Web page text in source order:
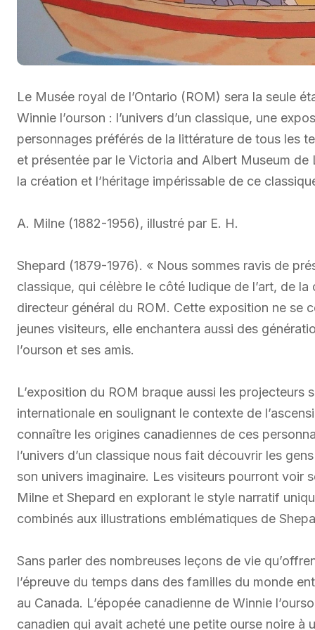
Le Musée royal de l’Ontario (ROM) sera la seule
Winnie l’ourson : l’univers d’un classique, une
personnages préférés de la littérature de tous les
et présentée par le Victoria and Albert Museum
la création et l’héritage impérissable de ce
A. Milne (1882-1956), illustré par E. H.
Shepard (1879-1976). « Nous sommes ravis de
classique, qui célèbre le côté ludique de l’art, de
directeur général du ROM. Cette exposition ne se
jeunes visiteurs, elle enchantera aussi des
l’ourson et ses amis.
L’exposition du ROM braque aussi les projecteurs
internationale en soulignant le contexte de
connaître les origines canadiennes de ces
l’univers d’un classique nous fait découvrir les
son univers imaginaire. Les visiteurs pourront voir
Milne et Shepard en explorant le style narratif
combinés aux illustrations emblématiques de
Sans parler des nombreuses leçons de vie
l’épreuve du temps dans des familles du monde
au Canada. L’épopée canadienne de Winnie
canadien qui avait acheté une petite ourse noire à